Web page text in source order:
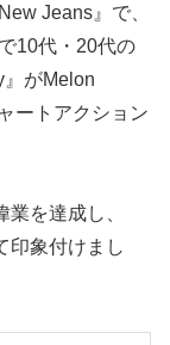
Jeans』で、
10代・20代の
がMelon
ートアクション
を達成し、
印象付けまし